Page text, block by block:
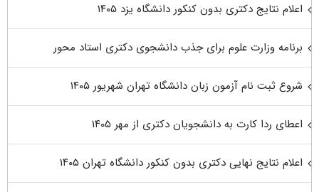
اعلام نتایج دکتری بدون کنکور دانشگاه یزد ۱۴۰۵
برنامه وزارت علوم برای جذب دانشجوی دکتری استاد محور
شروع ثبت نام آزمون زبان دانشگاه تهران شهریور ۱۴۰۵
اعطای ردا کارت به دانشجویان دکتری از مهر ۱۴۰۵
اعلام نتایج نهایی دکتری بدون کنکور دانشگاه تهران ۱۴۰۵